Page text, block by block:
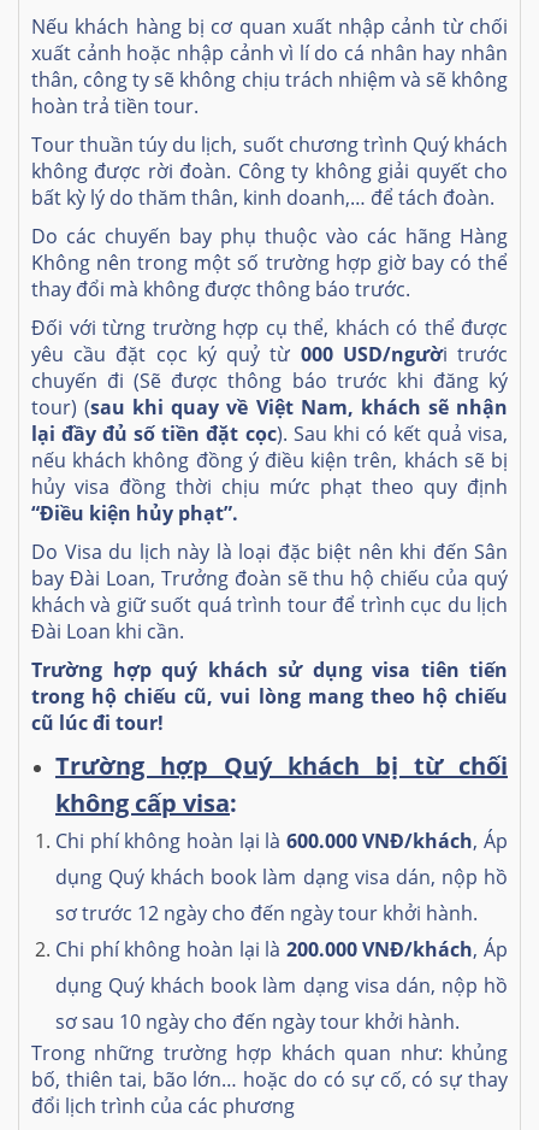
Nếu khách hàng bị cơ quan xuất nhập cảnh từ chối
xuất cảnh hoặc nhập cảnh vì lí do cá nhân hay nhân
thân, công ty sẽ không chịu trách nhiệm và sẽ không
hoàn trả tiền tour.
Tour thuần túy du lịch, suốt chương trình Quý khách
không được rời đoàn. Công ty không giải quyết cho
bất kỳ lý do thăm thân, kinh doanh,… để tách đoàn.
Do các chuyến bay phụ thuộc vào các hãng Hàng
Không nên trong một số trường hợp giờ bay có thể
thay đổi mà không được thông báo trước.
Đối với từng trường hợp cụ thể, khách có thể được
yêu cầu đặt cọc ký quỷ từ 000 USD/người trước
chuyến đi (Sẽ được thông báo trước khi đăng ký
tour) (sau khi quay về Việt Nam, khách sẽ nhận
lại đầy đủ số tiền đặt cọc). Sau khi có kết quả visa,
nếu khách không đồng ý điều kiện trên, khách sẽ bị
hủy visa đồng thời chịu mức phạt theo quy định
“Điều kiện hủy phạt”.
Do Visa du lịch này là loại đặc biệt nên khi đến Sân
bay Đài Loan, Trưởng đoàn sẽ thu hộ chiếu của quý
khách và giữ suốt quá trình tour để trình cục du lịch
Đài Loan khi cần.
Trường hợp quý khách sử dụng visa tiên tiến
trong hộ chiếu cũ, vui lòng mang theo hộ chiếu
cũ lúc đi tour!
Trường hợp Quý khách bị từ chối
không cấp visa:
Chi phí không hoàn lại là 600.000 VNĐ/khách, Áp
dụng Quý khách book làm dạng visa dán, nộp hồ
sơ trước 12 ngày cho đến ngày tour khởi hành.
Chi phí không hoàn lại là 200.000 VNĐ/khách, Áp
dụng Quý khách book làm dạng visa dán, nộp hồ
sơ sau 10 ngày cho đến ngày tour khởi hành.
Trong những trường hợp khách quan như: khủng
bố, thiên tai, bão lớn… hoặc do có sự cố, có sự thay
đổi lịch trình của các phương